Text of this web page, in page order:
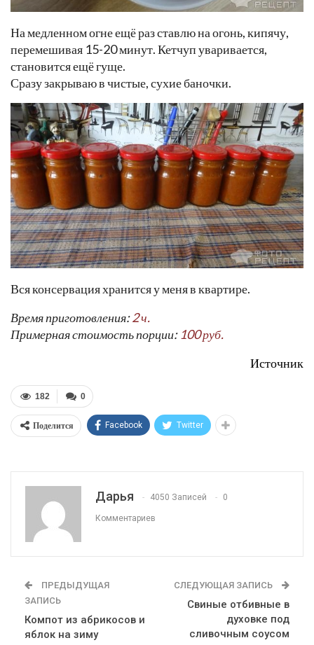
На медленном огне ещё раз ставлю на огонь, кипячу,
перемешивая 15-20 минут. Кетчуп уваривается,
становится ещё гуще.
Сразу закрываю в чистые, сухие баночки.
Вся консервация хранится у меня в квартире.
Время приготовления:2 ч.
Примерная стоимость порции: 100 руб.
Источник
0
182
Поделится Facebook Twitter
Дарья 4050 Записей 0
Комментариев
ПРЕДЫДУЩАЯ
ЗАПИСЬ
Компот из абрикосов и
яблок на зиму
СЛЕДУЮЩАЯ ЗАПИСЬ
Свиные отбивные в
духовке под
сливочным соусом